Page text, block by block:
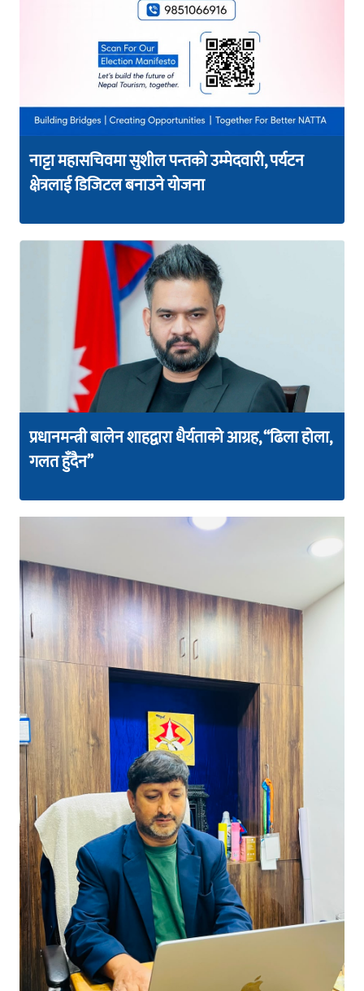
नाट्टा महासचिवमा सुशील पन्तको उम्मेदवारी, पर्यटन
क्षेत्रलाई डिजिटल बनाउने योजना
प्रधानमन्त्री बालेन शाहद्वारा धैर्यताको आग्रह, “ढिला होला,
गलत हुँदैन”